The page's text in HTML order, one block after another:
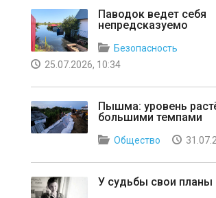
Паводок ведет себя
непредсказуемо
Безопасность
25.07.2026, 10:34
Пышма: уровень
большими темпами
Общество
У судьбы свои планы